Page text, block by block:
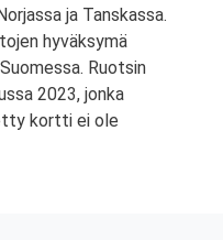
ja Tanskassa.
hyväksymä
Ruotsin
2023, jonka
kortti ei ole